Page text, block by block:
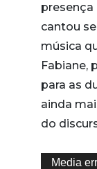
presença
cantou
música
Fabiane,
para as
ainda
do
Tocador
Media